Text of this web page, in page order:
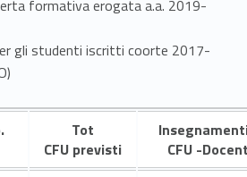
formativa erogata a.a. 2019-
gli studenti iscritti coorte 2017-
Tot
CFU previsti
CFU -